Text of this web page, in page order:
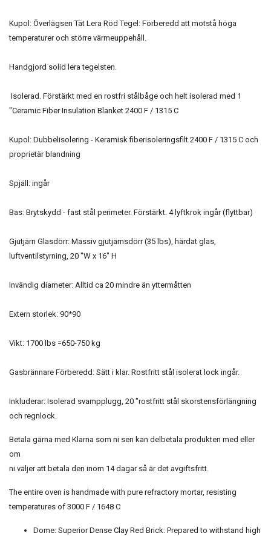
Kupol: Överlägsen Tät Lera Röd Tegel: Förberedd att motstå höga
temperaturer och större värmeuppehåll.
Handgjord solid lera tegelsten.
Isolerad. Förstärkt med en rostfri stålbåge och helt isolerad med 1
"Ceramic Fiber Insulation Blanket 2400 F / 1315 C
Kupol: Dubbelisolering - Keramisk fiberisoleringsfilt 2400 F / 1315 C och
proprietär blandning
Spjäll: ingår
Bas: Brytskydd - fast stål perimeter. Förstärkt. 4 lyftkrok ingår (flyttbar)
Gjutjärn Glasdörr: Massiv gjutjärnsdörr (35 lbs), härdat glas,
luftventilstyrning, 20 "W x 16" H
Invändig diameter: Alltid ca 20 mindre än yttermåtten
Extern storlek: 90*90
Vikt: 1700 lbs =650-750 kg
Gasbrännare Förberedd: Sätt i klar. Rostfritt stål isolerat lock ingår.
Inkluderar: Isolerad svampplugg, 20 "rostfritt stål skorstensförlängning
och regnlock.
Betala gärna med Klarna som ni sen kan delbetala produkten med eller
om
ni väljer att betala den inom 14 dagar så är det avgiftsfritt.
The entire oven is handmade with pure refractory mortar, resisting
temperatures of 3000 F / 1648 C
Dome: Superior Dense Clay Red Brick: Prepared to withstand high